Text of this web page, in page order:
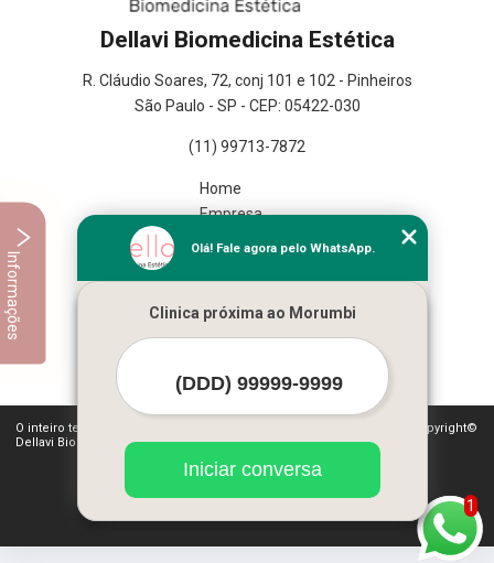
Dellavi Biomedicina Estética
R. Cláudio Soares, 72, conj 101 e 102 - Pinheiros
São Paulo - SP - CEP: 05422-030
(11) 99713-7872
Home
Empresa
Missão
Mapa do site
Mais Serviços
O inteiro teor deste site está sujeito à proteção de direitos autorais. Copyright©
Dellavi Biomedicina Estética (Lei 9610 de 19/02/1998)
1
Olá! Fale agora pelo WhatsApp.
Clinica próxima ao Morumbi
Iniciar conversa
Informações